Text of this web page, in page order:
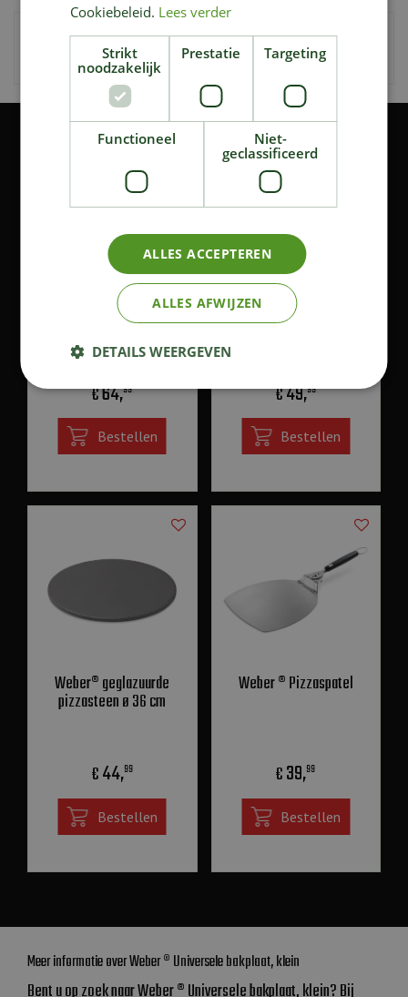
Universele bakplaat vervaardigd van gietijzer. Geschikt voor o.a.
de Weber Pulse.
KIJK OOK EENS NAAR:
Precision Toolset 3-delig
€64,99
Bestellen
Precision Toolset Tang en
€49,99
Bestellen
Weber® geglazuurde
pizzasteen ø 36 cm
€44,99
Bestellen
Weber ® Pizzaspatel
€39,99
Bestellen
Meer informatie over Weber ® Universele bakplaat, klein
Cookiebeleid. Lees verder
Strikt
noodzakelijk
Prestatie Targeting
Functioneel
Niet-
geclassificeerd
ALLES ACCEPTEREN
ALLES AFWIJZEN
DETAILS WEERGEVEN